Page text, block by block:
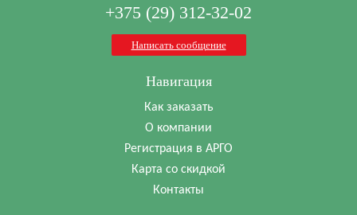
+375 (29) 312-32-02
Написать сообщение
Навигация
Как заказать
О компании
Регистрация в АРГО
Карта со скидкой
Контакты